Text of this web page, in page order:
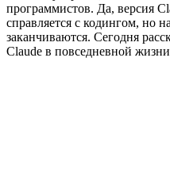
программистов. Да, версия
справляется с кодингом, но
заканчиваются. Сегодня
Claude в повседневной